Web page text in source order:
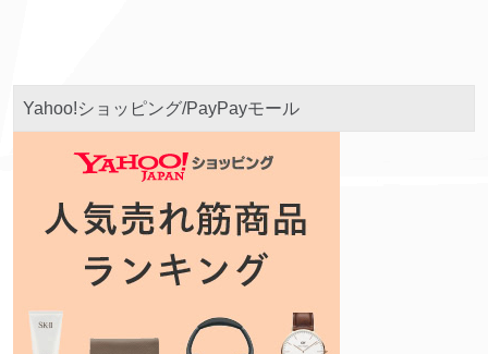
Yahoo!ショッピング/PayPayモール